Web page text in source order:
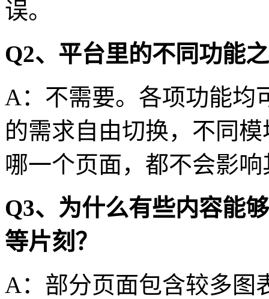
误。
Q2、平台里的不同功能
A：不需要。各项功能均
的需求自由切换，不同
哪一个页面，都不会影
Q3、为什么有些内容能
等片刻？
A：部分页面包含较多图